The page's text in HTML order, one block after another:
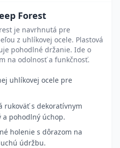
Forest
je navrhnutá pre
z uhlíkovej ocele. Plastová
pohodlné držanie. Ide o
na odolnosť a funkčnosť.
uhlíkovej ocele pre
rukoväť s dekoratívnym
a pohodlný úchop.
holenie s dôrazom na
údržbu.